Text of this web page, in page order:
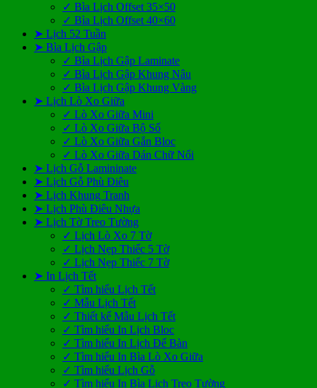
✓ Bìa Lịch Offset 35×50
✓ Bìa Lịch Offset 40×60
➤ Lịch 52 Tuần
➤ Bìa Lịch Gập
✓ Bìa Lịch Gập Laminate
✓ Bìa Lịch Gập Khung Nâu
✓ Bìa Lịch Gập Khung Vàng
➤ Lịch Lò Xo Giữa
✓ Lò Xo Giữa Mini
✓ Lò Xo Giữa Bộ Số
✓ Lò Xo Giữa Gắn Bloc
✓ Lò Xo Giữa Dán Chữ Nổi
➤ Lịch Gỗ Lamininate
➤ Lịch Gỗ Phù Điêu
➤ Lịch Khung Tranh
➤ Lịch Phù Điêu Nhựa
➤ Lịch Tờ Treo Tường
✓ Lịch Lò Xo 7 Tờ
✓ Lịch Nẹp Thiếc 5 Tờ
✓ Lịch Nẹp Thiếc 7 Tờ
➤ In Lịch Tết
✓ Tìm hiểu Lịch Tết
✓ Mẫu Lịch Tết
✓ Thiết kế Mẫu Lịch Tết
✓ Tìm hiểu In Lịch Bloc
✓ Tìm hiểu In Lịch Để Bàn
✓ Tìm hiểu In Bìa Lò Xo Giữa
✓ Tìm hiểu Lịch Gỗ
✓ Tìm hiểu In Bìa Lịch Treo Tường